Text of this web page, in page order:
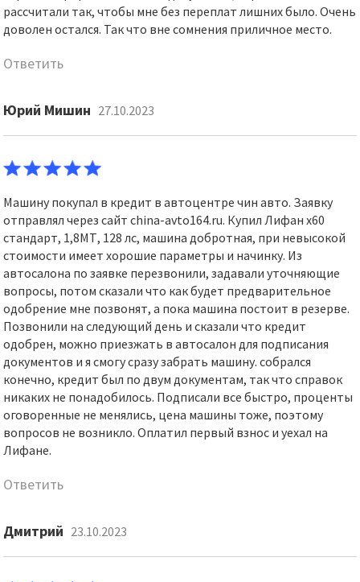
рассчитали так, чтобы мне без переплат лишних было. Очень
доволен остался. Так что вне сомнения приличное место.
Ответить
Юрий Мишин 27.10.2023
Машину покупал в кредит в автоцентре чин авто. Заявку
отправлял через сайт china-avto164.ru. Купил Лифан х60
стандарт, 1,8МТ, 128 лс, машина добротная, при невысокой
стоимости имеет хорошие параметры и начинку. Из
автосалона по заявке перезвонили, задавали уточняющие
вопросы, потом сказали что как будет предварительное
одобрение мне позвонят, а пока машина постоит в резерве.
Позвонили на следующий день и сказали что кредит
одобрен, можно приезжать в автосалон для подписания
документов и я смогу сразу забрать машину. собрался
конечно, кредит был по двум документам, так что справок
никаких не понадобилось. Подписали все быстро, проценты
оговоренные не менялись, цена машины тоже, поэтому
вопросов не возникло. Оплатил первый взнос и уехал на
Лифане.
Ответить
Дмитрий 23.10.2023